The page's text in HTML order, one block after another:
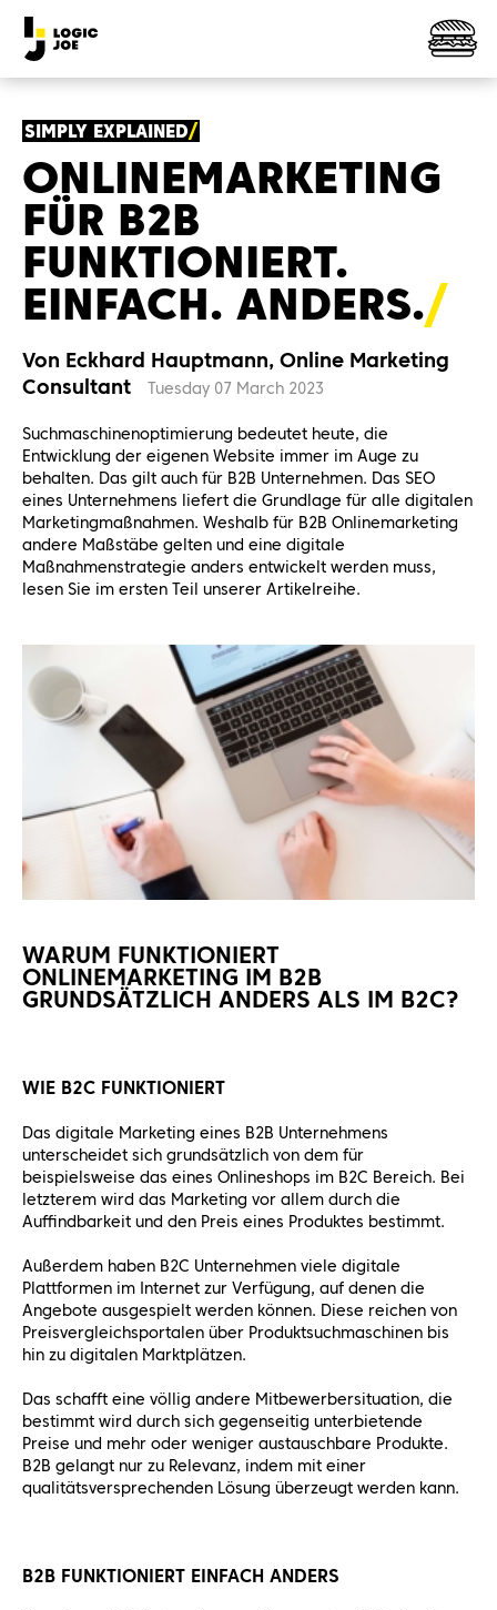
SIMPLY EXPLAINED
ONLINEMARKETING
FÜR B2B
FUNKTIONIERT.
EINFACH. ANDERS.
Von Eckhard Hauptmann, Online Marketing
Consultant
Tuesday 07 March 2023
Suchmaschinenoptimierung bedeutet heute, die
Entwicklung der eigenen Website immer im Auge zu
behalten. Das gilt auch für B2B Unternehmen. Das SEO
eines Unternehmens liefert die Grundlage für alle digitalen
Marketingmaßnahmen. Weshalb für B2B Onlinemarketing
andere Maßstäbe gelten und eine digitale
Maßnahmenstrategie anders entwickelt werden muss,
lesen Sie im ersten Teil unserer Artikelreihe.
WARUM FUNKTIONIERT
ONLINEMARKETING IM B2B
GRUNDSÄTZLICH ANDERS ALS IM B2C?
WIE B2C FUNKTIONIERT
Das digitale Marketing eines B2B Unternehmens
unterscheidet sich grundsätzlich von dem für
beispielsweise das eines Onlineshops im B2C Bereich. Bei
letzterem wird das Marketing vor allem durch die
Auffindbarkeit und den Preis eines Produktes bestimmt.
Außerdem haben B2C Unternehmen viele digitale
Plattformen im Internet zur Verfügung, auf denen die
Angebote ausgespielt werden können. Diese reichen von
Preisvergleichsportalen über Produktsuchmaschinen bis
hin zu digitalen Marktplätzen.
Das schafft eine völlig andere Mitbewerbersituation, die
bestimmt wird durch sich gegenseitig unterbietende
Preise und mehr oder weniger austauschbare Produkte.
B2B gelangt nur zu Relevanz, indem mit einer
qualitätsversprechenden Lösung überzeugt werden kann.
B2B FUNKTIONIERT EINFACH ANDERS